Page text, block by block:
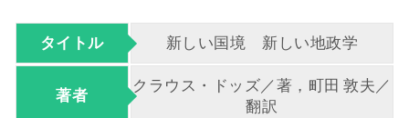
タイトル 新しい国境 新しい地政学
著者
クラウス・ドッズ／著，町田 敦夫／
翻訳